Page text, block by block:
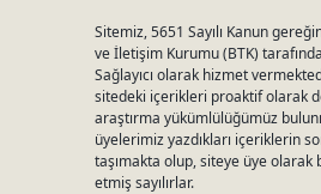
Sitemiz, 5651 Sayılı Kanun
ve İletişim Kurumu (BTK)
Sağlayıcı olarak hizmet
sitedeki içerikleri proaktif olarak
araştırma yükümlülüğümüz
üyelerimiz yazdıkları içeriklerin
taşımakta olup, siteye üye olarak
etmiş sayılırlar.